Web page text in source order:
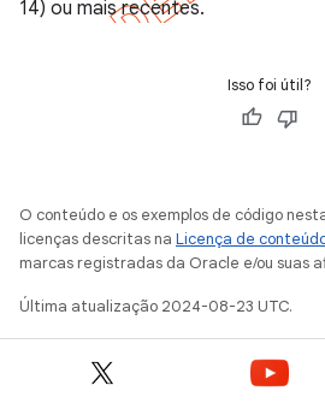
14) ou mais recentes.
Isso foi útil?
O conteúdo e os exemplos de código
licenças descritas na Licença de
marcas registradas da Oracle e/ou suas
Última atualização 2024-08-23 UTC.